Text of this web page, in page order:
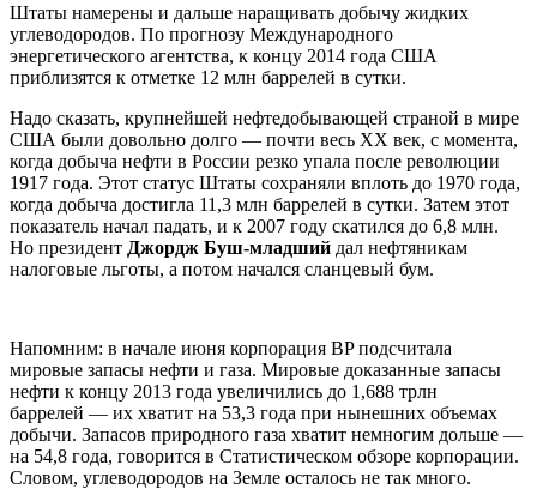
Штаты намерены и дальше наращивать добычу жидких
углеводородов. По прогнозу Международного
энергетического агентства, к концу 2014 года США
приблизятся к отметке 12 млн баррелей в сутки.
Надо сказать, крупнейшей нефтедобывающей страной в мире
США были довольно долго — почти весь XX век, с момента,
когда добыча нефти в России резко упала после революции
1917 года. Этот статус Штаты сохраняли вплоть до 1970 года,
когда добыча достигла 11,3 млн баррелей в сутки. Затем этот
показатель начал падать, и к 2007 году скатился до 6,8 млн.
Но президент Джордж Буш-младший дал нефтяникам
налоговые льготы, а потом начался сланцевый бум.
Напомним: в начале июня корпорация BP подсчитала
мировые запасы нефти и газа. Мировые доказанные запасы
нефти к концу 2013 года увеличились до 1,688 трлн
баррелей — их хватит на 53,3 года при нынешних объемах
добычи. Запасов природного газа хватит немногим дольше —
на 54,8 года, говорится в Статистическом обзоре корпорации.
Словом, углеводородов на Земле осталось не так много.